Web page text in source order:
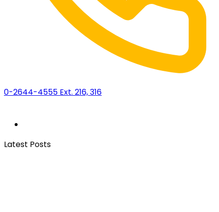
0-2644-4555 Ext. 216, 316
Latest Posts